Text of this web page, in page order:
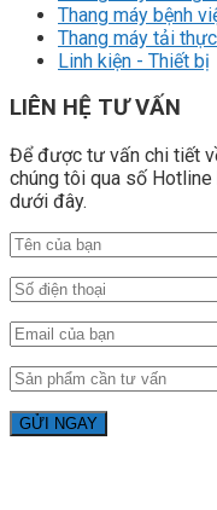
Thang máy bệnh
Thang máy tải
Linh kiện - Thiết bị
LIÊN HỆ TƯ VẤN
Để được tư vấn chi tiết
chúng tôi qua số
dưới đây.